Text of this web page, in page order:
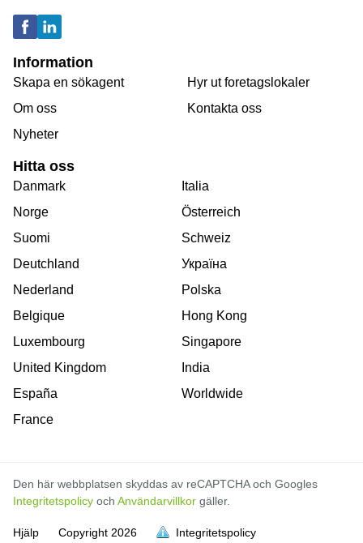
Information
Skapa en sökagent
Om oss
Nyheter
Hyr ut foretagslokaler
Kontakta oss
Hitta oss
Danmark
Norge
Suomi
Deutchland
Nederland
Belgique
Luxembourg
United Kingdom
España
France
Italia
Österreich
Schweiz
Україна
Polska
Hong Kong
Singapore
India
Worldwide
Den här webbplatsen skyddas av reCAPTCHA och Googles
Integritetspolicy och Användarvillkor gäller.
Hjälp Copyright 2026 Integritetspolicy